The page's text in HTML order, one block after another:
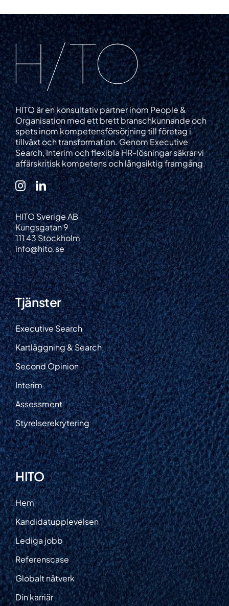
HITO är en konsultativ partner inom People &
Organisation med ett brett branschkunnande och
spets inom kompetensförsörjning till företag i
tillväxt och transformation. Genom Executive
Search, Interim och flexibla HR-lösningar säkrar vi
affärskritisk kompetens och långsiktig framgång.
HITO Sverige AB
Kungsgatan 9
111 43 Stockholm
info@hito.se
Tjänster
Executive Search
Kartläggning & Search
Second Opinion
Interim
Assessment
Styrelserekrytering
HITO
Hem
Kandidatupplevelsen
Lediga jobb
Referenscase
Globalt nätverk
Din karriär